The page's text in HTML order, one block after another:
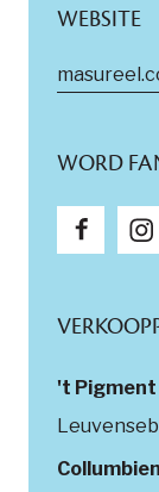
WEBSITE
WORD
't Pigment
Collumbien